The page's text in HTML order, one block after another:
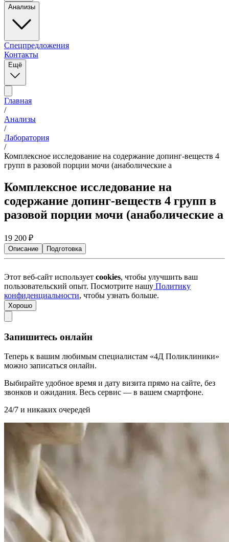
Анализы
Спецпредложения
Контакты
Ещё
Главная
/
Анализы
/
Лаборатория
/
Комплексное исследование на содержание допинг-веществ 4
групп в разовой порции мочи (анаболические а
Комплексное исследование на
содержание допинг-веществ 4 групп в
разовой порции мочи (анаболические а
19 200 ₽
Описание Подготовка
Этот веб-сайт использует cookies, чтобы улучшить ваш
пользовательский опыт. Посмотрите нашу Политику
конфиденциальности, чтобы узнать больше.
Хорошо
Запишитесь онлайн
Теперь к вашим любимым специалистам «4Д Поликлиники»
можно записаться онлайн.
Выбирайте удобное время и дату визита прямо на сайте, без
звонков и ожидания. Весь сервис — в вашем смартфоне.
24/7 и никаких очередей